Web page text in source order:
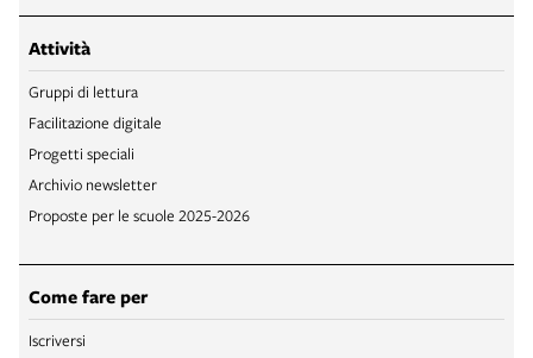
Attività
Gruppi di lettura
Facilitazione digitale
Progetti speciali
Archivio newsletter
Proposte per le scuole 2025-2026
Come fare per
Iscriversi